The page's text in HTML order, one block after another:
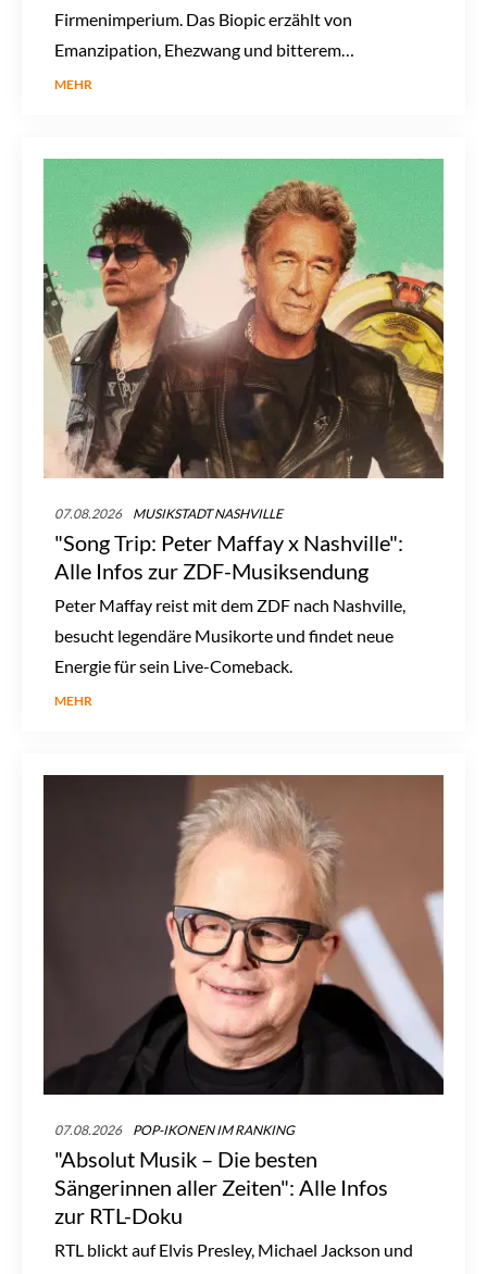
Firmenimperium. Das Biopic erzählt von
Emanzipation, Ehezwang und bitterem
Scheitern.
MEHR
07.08.2026 MUSIKSTADT NASHVILLE
"Song Trip: Peter Maffay x Nashville":
Alle Infos zur ZDF-Musiksendung
Peter Maffay reist mit dem ZDF nach Nashville,
besucht legendäre Musikorte und findet neue
Energie für sein Live-Comeback.
MEHR
07.08.2026 POP-IKONEN IM RANKING
"Absolut Musik – Die besten
Sängerinnen aller Zeiten": Alle Infos
zur RTL-Doku
RTL blickt auf Elvis Presley, Michael Jackson und